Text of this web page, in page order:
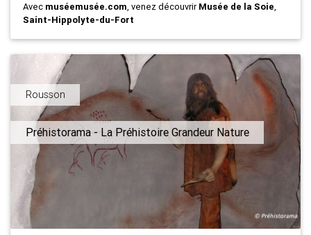
Avec muséemusée.com, venez découvrirMusée de la Soie,
Saint-Hippolyte-du-Fort
Rousson
Préhistorama - La Préhistoire Grandeur Nature